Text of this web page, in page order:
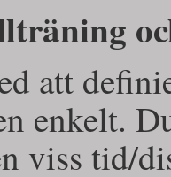
att
enkelt.
viss tid/